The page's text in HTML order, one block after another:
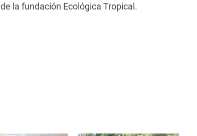
la fundación Ecológica Tropical.